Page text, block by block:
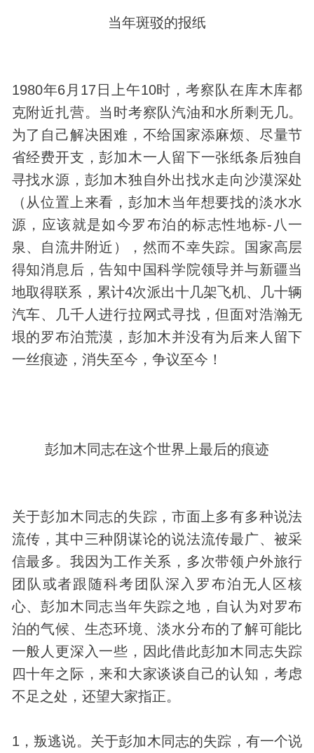
当年斑驳的报纸
1980年6月17日上午10时，考察队在库木库都
克附近扎营。当时考察队汽油和水所剩无几。
为了自己解决困难，不给国家添麻烦、尽量节
省经费开支，彭加木一人留下一张纸条后独自
寻找水源，彭加木独自外出找水走向沙漠深处
（从位置上来看，彭加木当年想要找的淡水水
源，应该就是如今罗布泊的标志性地标-八一
泉、自流井附近），然而不幸失踪。国家高层
得知消息后，告知中国科学院领导并与新疆当
地取得联系，累计4次派出十几架飞机、几十辆
汽车、几千人进行拉网式寻找，但面对浩瀚无
垠的罗布泊荒漠，彭加木并没有为后来人留下
一丝痕迹，消失至今，争议至今！
彭加木同志在这个世界上最后的痕迹
关于彭加木同志的失踪，市面上多有多种说法
流传，其中三种阴谋论的说法流传最广、被采
信最多。我因为工作关系，多次带领户外旅行
团队或者跟随科考团队深入罗布泊无人区核
心、彭加木同志当年失踪之地，自认为对罗布
泊的气候、生态环境、淡水分布的了解可能比
一般人更深入一些，因此借此彭加木同志失踪
四十年之际，来和大家谈谈自己的认知，考虑
不足之处，还望大家指正。
1，叛逃说。关于彭加木同志的失踪，有一个说